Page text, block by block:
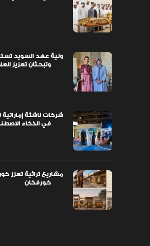
ولية عهد السويد
شركات ناشئة
مشاريع تراثية تعزز